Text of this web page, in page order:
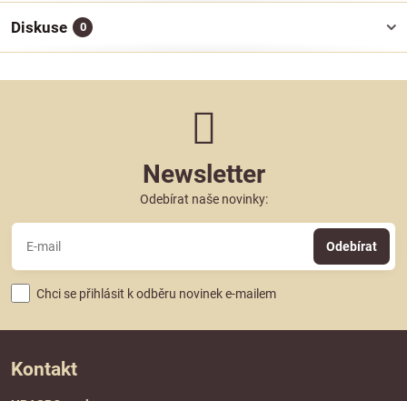
Diskuse 0
Newsletter
Odebírat naše novinky:
Odebírat
Chci se přihlásit k odběru novinek e-mailem
Kontakt